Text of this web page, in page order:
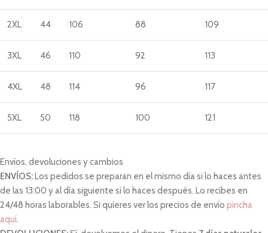
2XL 44 106 88 109
3XL 46 110 92 113
4XL 48 114 96 117
5XL 50 118 100 121
Envíos, devoluciones y cambios
ENVÍOS: Los pedidos se preparan en el mismo día si lo haces antes
de las 13:00 y al día siguiente si lo haces después. Lo recibes en
24/48 horas laborables. Si quieres ver los precios de envío pincha
aquí.